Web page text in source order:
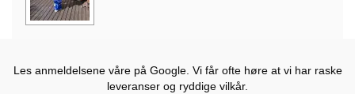
Les anmeldelsene våre på Google. Vi får ofte høre at vi har raske
leveranser og ryddige vilkår.